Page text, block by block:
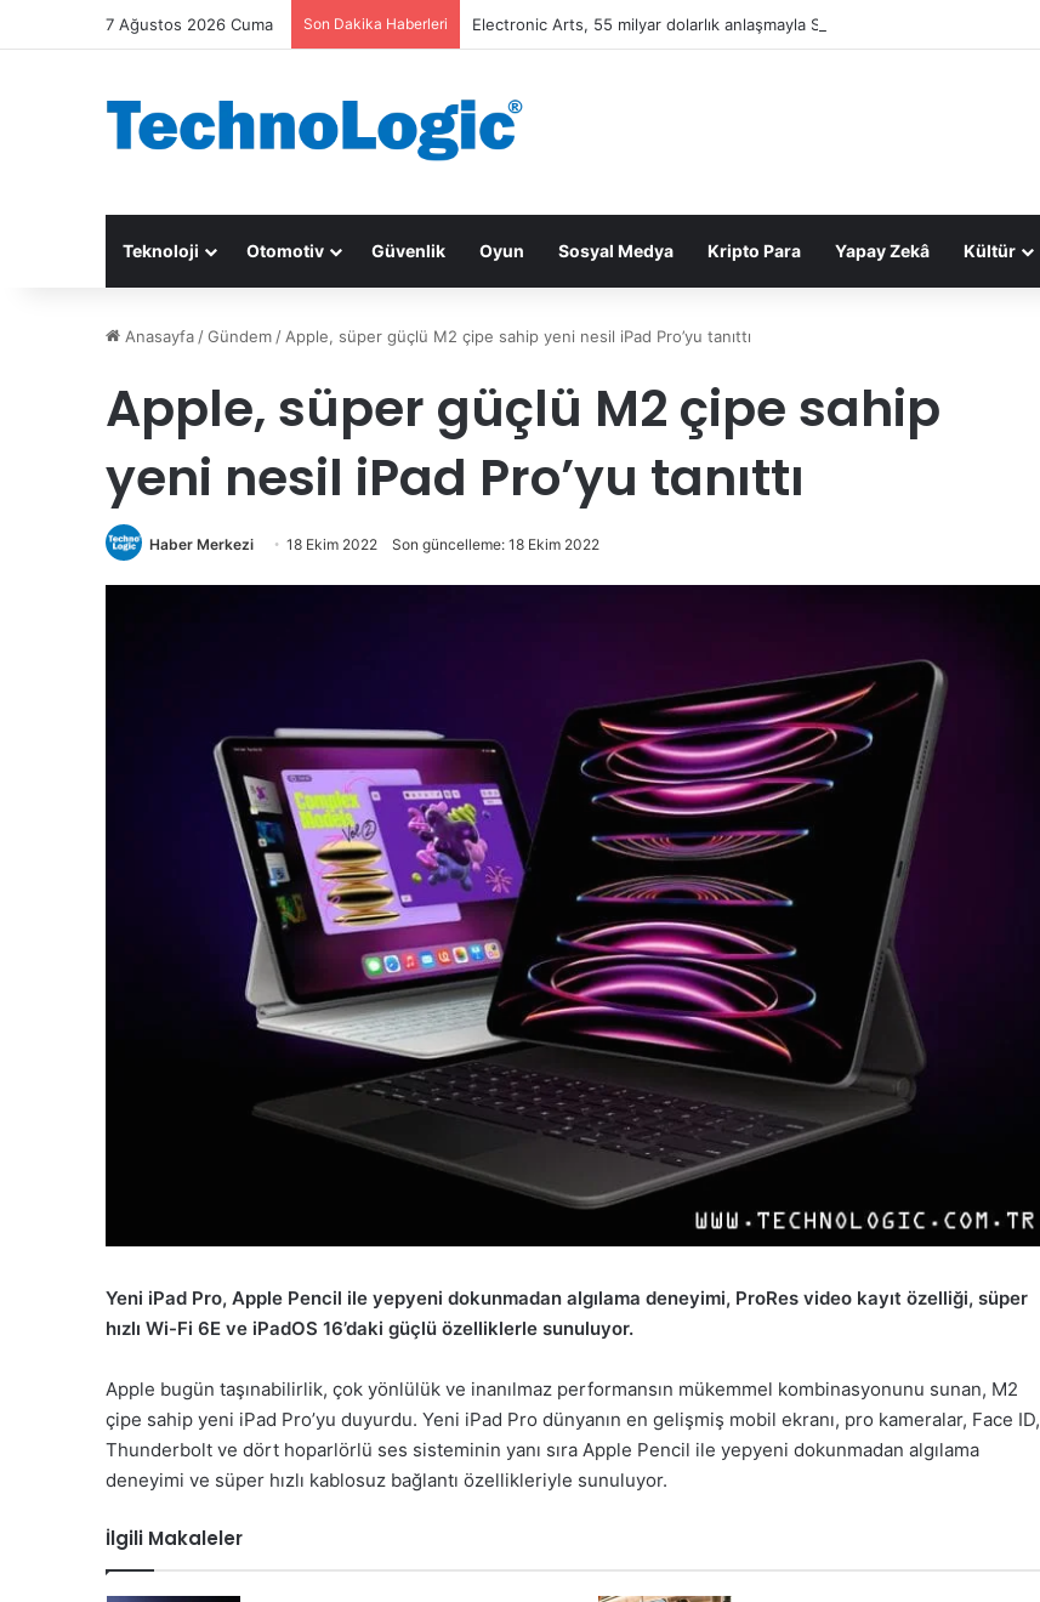
7 Ağustos 2026 Cuma Son Dakika Haberleri Electronic Arts, 55 milyar dolarlık anlaşmayla Suudi Arabistan’ın oldu
Teknoloji Otomotiv Güvenlik Oyun Sosyal Medya Kripto Para Yapay Zekâ Kültür
Anasayfa /Gündem / Apple, süper güçlü M2 çipe sahip yeni nesil iPad Pro’yu tanıttı
Apple, süper güçlü M2 çipe sahip
yeni nesil iPad Pro’yu tanıttı
Haber Merkezi 18 Ekim 2022 Son güncelleme: 18 Ekim 2022
Yeni iPad Pro, Apple Pencil ile yepyeni dokunmadan algılama deneyimi, ProRes video kayıt özelliği, süper
hızlı Wi-Fi 6E ve iPadOS 16’daki güçlü özelliklerle sunuluyor.
Apple bugün taşınabilirlik, çok yönlülük ve inanılmaz performansın mükemmel kombinasyonunu sunan, M2
çipe sahip yeni iPad Pro’yu duyurdu. Yeni iPad Pro dünyanın en gelişmiş mobil ekranı, pro kameralar, Face ID,
Thunderbolt ve dört hoparlörlü ses sisteminin yanı sıra Apple Pencil ile yepyeni dokunmadan algılama
deneyimi ve süper hızlı kablosuz bağlantı özellikleriyle sunuluyor.
İlgili Makaleler